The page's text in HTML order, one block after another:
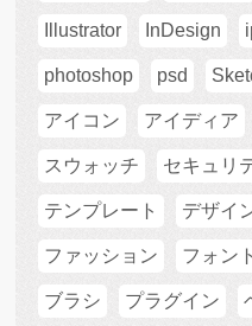
Illustrator InDesign
photoshop psd
アイコン アイディア
スウォッチ セキュリ
テンプレート デザイ
ファッション フォント
ブラシ プラグイン